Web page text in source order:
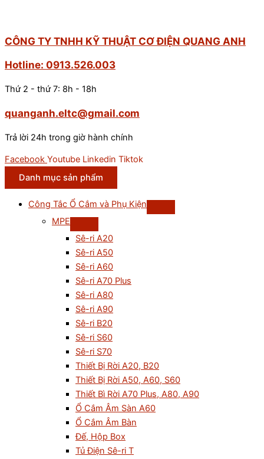
CÔNG TY TNHH KỸ THUẬT CƠ ĐIỆN QUANG ANH
Hotline: 0913.526.003
Thứ 2 - thứ 7: 8h - 18h
quanganh.eltc@gmail.com
Trả lời 24h trong giờ hành chính
Facebook Youtube Linkedin Tiktok
Danh mục sản phẩm
Công Tắc Ổ Cắm và Phụ Kiện
MPE
Sê-ri A20
Sê-ri A50
Sê-ri A60
Sê-ri A70 Plus
Sê-ri A80
Sê-ri A90
Sê-ri B20
Sê-ri S60
Sê-ri S70
Thiết Bị Rời A20, B20
Thiết Bị Rời A50, A60, S60
Thiết Bì Rời A70 Plus, A80, A90
Ổ Cắm Âm Sàn A60
Ổ Cắm Âm Bàn
Đế, Hộp Box
Tủ Điện Sê-ri T